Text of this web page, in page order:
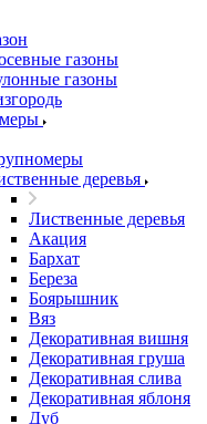
газоны
газоны
деревья
Лиственные деревья
Акация
Бархат
Береза
Боярышник
Вяз
Декоративная вишня
Декоративная груша
Декоративная слива
Декоративная яблоня
Дуб